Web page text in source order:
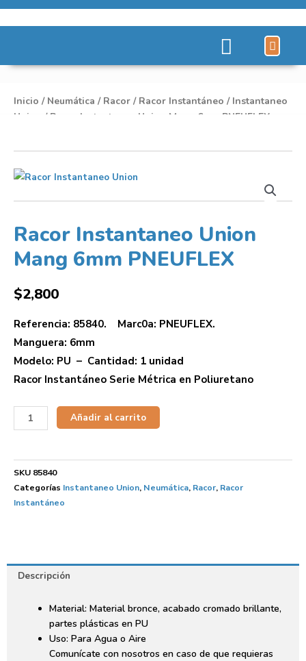
Inicio / Neumática / Racor / Racor Instantáneo / Instantaneo
Union
/ Racor Instantaneo Union Mang 6mm PNEUFLEX
Racor Instantaneo Union
Mang 6mm PNEUFLEX
$2,800
Referencia: 85840. Marc0a: PNEUFLEX.
Manguera: 6mm
Modelo: PU – Cantidad: 1 unidad
Racor Instantáneo Serie Métrica en Poliuretano
Añadir al carrito
SKU 85840
Categorías Instantaneo Union, Neumática, Racor, Racor
Instantáneo
Descripción
Material: Material bronce, acabado cromado brillante,
partes plásticas en PU
Uso: Para Agua o Aire
Comunícate con nosotros en caso de que requieras